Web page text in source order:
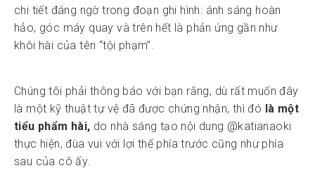
chi tiết đáng ngờ trong đoạn ghi hình: ánh sáng hoàn
hảo, góc máy quay và trên hết là phản ứng gần như
khôi hài của tên “tội phạm”.
Chúng tôi phải thông báo với bạn rằng, dù rất muốn đây
là một kỹ thuật tự vệ đã được chứng nhận, thì đó là một
tiểu phẩm hài, do nhà sáng tạo nội dung @katianaoki
thực hiện, đùa vui với lợi thế phía trước cũng như phía
sau của cô ấy.